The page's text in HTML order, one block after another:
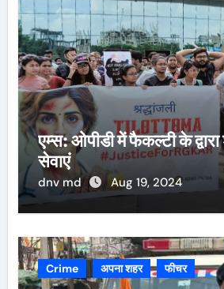
एम्स: ओपीडी में फैकल्टी के
सेवाएं
dnv md Aug 19, 2024
Crime अपना शहर फीचर